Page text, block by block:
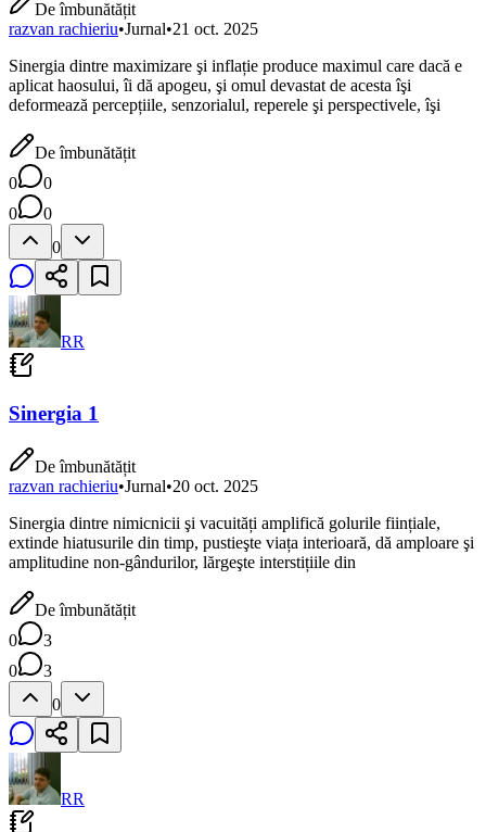
De îmbunătățit
razvan rachieriu•Jurnal•21 oct. 2025
Sinergia dintre maximizare şi inflație produce maximul care dacă e
aplicat haosului, îi dă apogeu, şi omul devastat de acesta îşi
deformează percepțiile, senzorialul, reperele şi perspectivele, îşi
De îmbunătățit
0
0
0
0
0
RR
Sinergia 1
De îmbunătățit
razvan rachieriu•Jurnal•20 oct. 2025
Sinergia dintre nimicnicii şi vacuități amplifică golurile ființiale,
extinde hiatusurile din timp, pustieşte viața interioară, dă amploare şi
amplitudine non-gândurilor, lărgeşte interstițiile din
De îmbunătățit
0
3
0
3
0
RR